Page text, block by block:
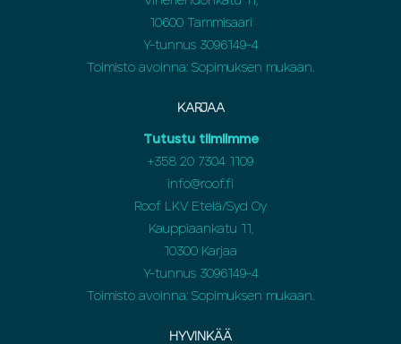
10600 Tammisaari
Y-tunnus 3096149-4
Toimisto avoinna: Sopimuksen mukaan.
KARJAA
Tutustu tiimiimme
+358 20 7304 1109
info@roof.fi
Roof LKV Etelä/Syd Oy
Kauppiaankatu 11,
10300 Karjaa
Y-tunnus 3096149-4
Toimisto avoinna: Sopimuksen mukaan.
HYVINKÄÄ